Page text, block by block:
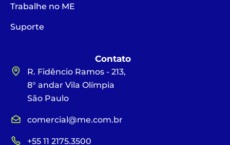
Trabalhe no ME
Suporte
Contato
R. Fidêncio Ramos - 213,
8° andar Vila Olímpia
São Paulo
comercial@me.com.br
+55 11 2175.3500